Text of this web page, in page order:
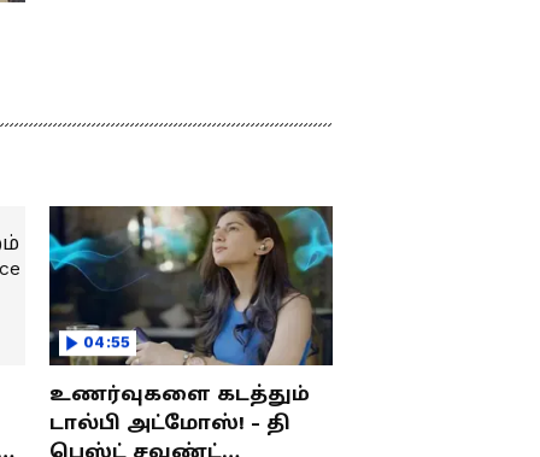
04:55
உணர்வுகளை கடத்தும்
டால்பி அட்மோஸ்! - தி
பெஸ்ட் சவுண்ட்